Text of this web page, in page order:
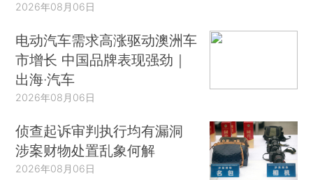
2026年08月06日
电动汽车需求高涨驱动澳洲车
市增长 中国品牌表现强劲｜
出海·汽车
2026年08月06日
侦查起诉审判执行均有漏洞
涉案财物处置乱象何解
2026年08月06日